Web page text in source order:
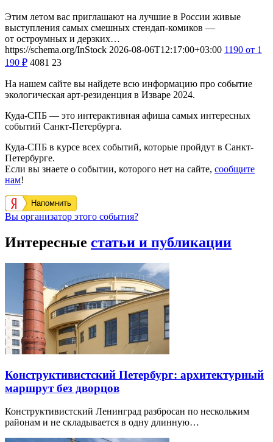
Этим летом вас приглашают на лучшие в России живые
выступления самых смешных стендап-комиков —
от остроумных и дерзких…
https://schema.org/InStock 2026-08-06T12:17:00+03:00 1190 от 1
190 ₽ 4081 23
На нашем сайте вы найдете всю информацию про событие
экологическая арт-резиденция в Изваре 2024.
Куда-СПБ — это интерактивная афиша самых интересных
событий Санкт-Петербурга.
Куда-СПБ в курсе всех событий, которые пройдут в Санкт-
Петербурге.
Если вы знаете о событии, которого нет на сайте, сообщите
нам!
Напомнить
Вы организатор этого события?
Интересные статьи и публикации
Конструктивистский Петербург: архитектурный
маршрут без дворцов
Конструктивистский Ленинград разбросан по нескольким
районам и не складывается в одну длинную…